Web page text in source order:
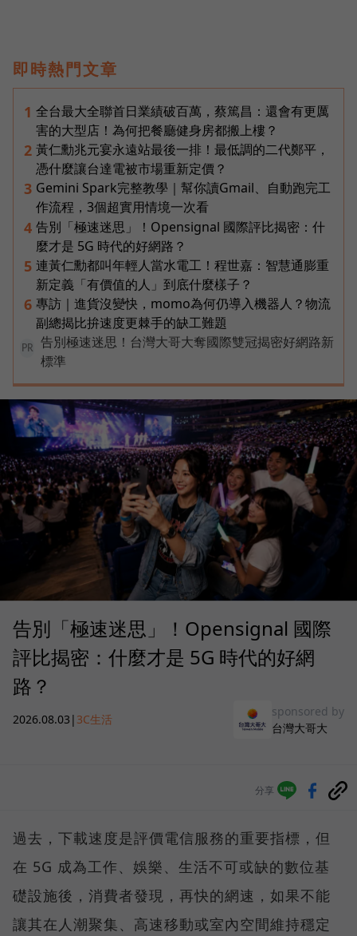
即時熱門文章
1 全台最大全聯首日業績破百萬，蔡篤昌：還會有更厲
害的大型店！為何把餐廳健身房都搬上樓？
2 黃仁勳兆元宴永遠站最後一排！最低調的二代鄭平，
憑什麼讓台達電被市場重新定價？
3 Gemini Spark完整教學｜幫你讀Gmail、自動跑完工
作流程，3個超實用情境一次看
4 告別「極速迷思」！Opensignal 國際評比揭密：什
麼才是 5G 時代的好網路？
5 連黃仁勳都叫年輕人當水電工！程世嘉：智慧通膨重
新定義「有價值的人」到底什麼樣子？
6 專訪｜進貨沒變快，momo為何仍導入機器人？物流
副總揭比拚速度更棘手的缺工難題
PR
告別極速迷思！台灣大哥大奪國際雙冠揭密好網路新
標準
告別「極速迷思」！Opensignal 國際
評比揭密：什麼才是 5G 時代的好網
路？
2026.08.03 | 3C生活
sponsored by
台灣大哥大
分享
過去，下載速度是評價電信服務的重要指標，但
在 5G 成為工作、娛樂、生活不可或缺的數位基
礎設施後，消費者發現，再快的網速，如果不能
讓其在人潮聚集、高速移動或室內空間維持穩定